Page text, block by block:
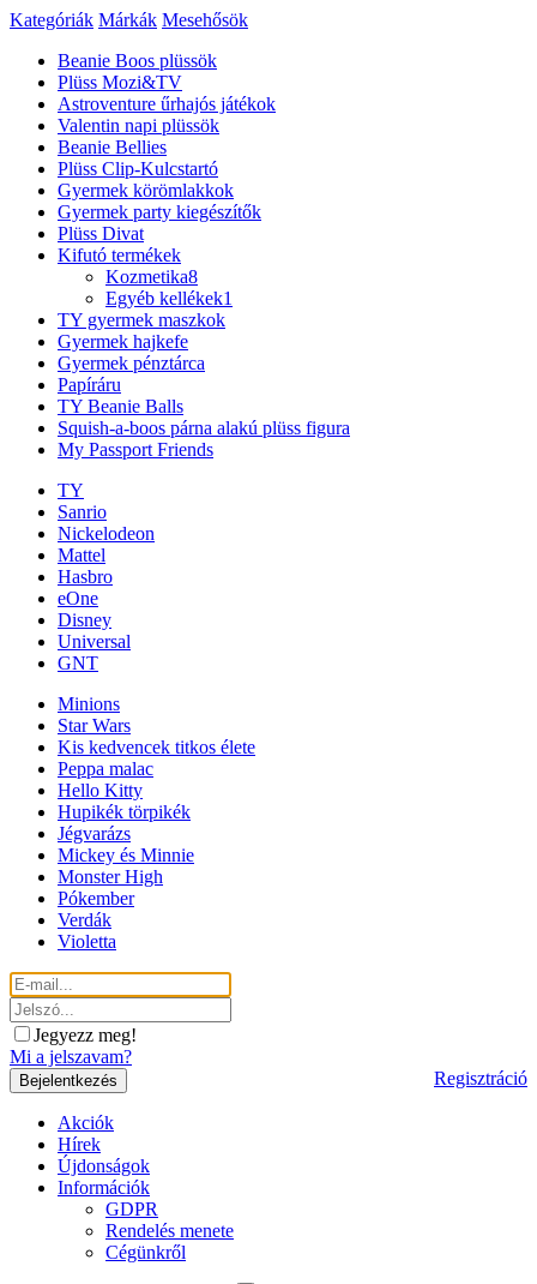
Kategóriák Márkák Mesehősök
Beanie Boos plüssök
Plüss Mozi&TV
Astroventure űrhajós játékok
Valentin napi plüssök
Beanie Bellies
Plüss Clip-Kulcstartó
Gyermek körömlakkok
Gyermek party kiegészítők
Plüss Divat
Kifutó termékek
Kozmetika8
Egyéb kellékek1
TY gyermek maszkok
Gyermek hajkefe
Gyermek pénztárca
Papíráru
TY Beanie Balls
Squish-a-boos párna alakú plüss figura
My Passport Friends
TY
Sanrio
Nickelodeon
Mattel
Hasbro
eOne
Disney
Universal
GNT
Minions
Star Wars
Kis kedvencek titkos élete
Peppa malac
Hello Kitty
Hupikék törpikék
Jégvarázs
Mickey és Minnie
Monster High
Pókember
Verdák
Violetta
Jegyezz meg!
Mi a jelszavam?
Regisztráció
Akciók
Hírek
Újdonságok
Információk
GDPR
Rendelés menete
Cégünkről